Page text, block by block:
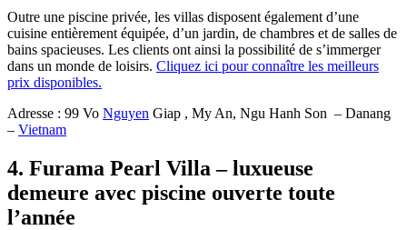
Outre une piscine privée, les villas disposent également d’une
cuisine entièrement équipée, d’un jardin, de chambres et de salles de
bains spacieuses. Les clients ont ainsi la possibilité de s’immerger
dans un monde de loisirs. Cliquez ici pour connaître les meilleurs
prix disponibles.
Adresse : 99 Vo Nguyen Giap , My An, Ngu Hanh Son – Danang
– Vietnam
4. Furama Pearl Villa – luxueuse
demeure avec piscine ouverte toute
l’année